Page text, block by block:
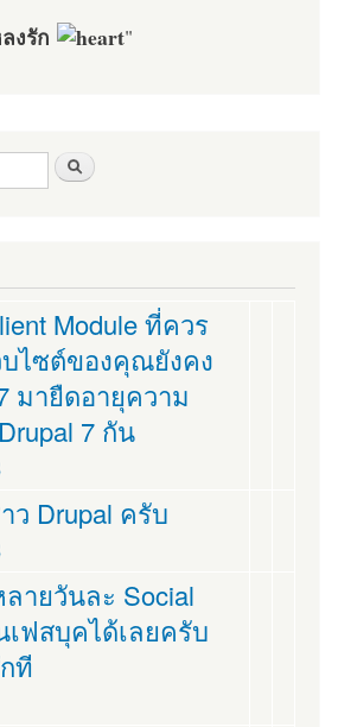
งรัก "
Module ที่ควร
บไซต์ของคุณยังคง
มายืดอายุความ
7 กัน
ว Drupal ครับ
ายวันละ Social
เฟสบุคได้เลยครับ
ที